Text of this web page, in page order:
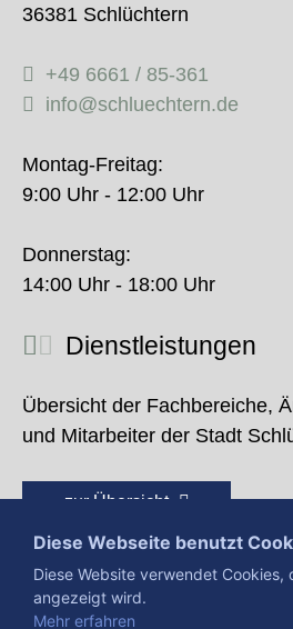
36381 Schlüchtern
+49 6661 / 85-361
info@schluechtern.de
Montag-Freitag:
9:00 Uhr - 12:00 Uhr
Donnerstag:
14:00 Uhr - 18:00 Uhr
Dienstleistungen
Übersicht der Fachbereiche,
und Mitarbeiter der Stadt
zur Übersicht
Diese Webseite benutzt
Diese Website verwendet
angezeigt wird.
Mehr erfahren